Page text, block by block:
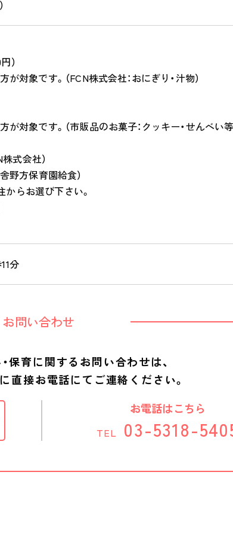
）
対象です。（FCN株式会社：おにぎり・汁物）
対象です。（市販品のお菓子：クッキー・せんべい等
式会社）
野方保育園給食）
らお選び下さい。
分
お問い合わせ
保育に関するお問い合わせは、
直接お電話にてご連絡ください。
お電話はこちら
TEL 03-5318-